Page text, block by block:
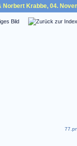
Krabbe, 04.